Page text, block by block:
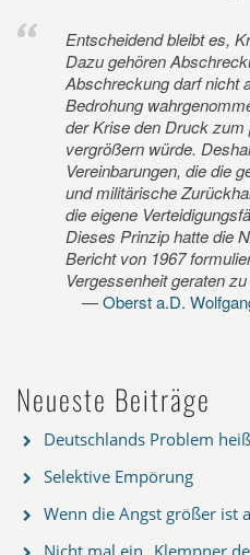
Entscheidend bleibt es,
Dazu gehören
Abschreckung darf nicht
Bedrohung
der Krise den Druck
vergrößern würde.
Vereinbarungen, die die
und militärische
die eigene
Dieses Prinzip hatte die
Bericht von 1967
Vergessenheit geraten
Oberst a.D.
Neueste Beiträge
Deutschlands Problem
Selektive Empörung
Wenn die Angst größer ist
Nicht mal ein „Klempner